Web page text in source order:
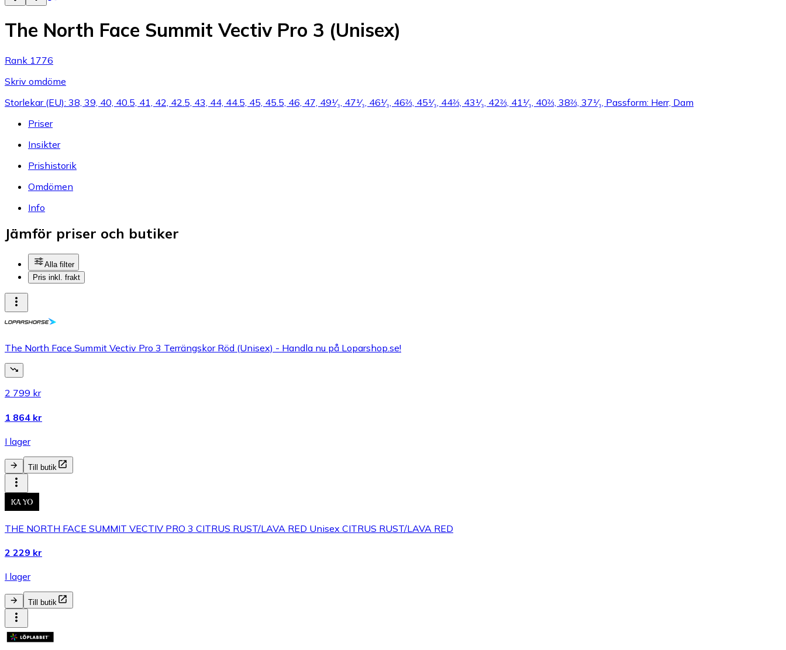
The North Face Summit Vectiv Pro 3 (Unisex)
Rank 1776
Skriv omdöme
Storlekar (EU): 38, 39, 40, 40.5, 41, 42, 42.5, 43, 44, 44.5, 45, 45.5, 46, 47, 49¹⁄₃, 47¹⁄₃, 46¹⁄₃, 46⅔, 45¹⁄₃, 44⅔, 43¹⁄₃, 42⅔, 41¹⁄₃, 40⅔, 38⅔, 37¹⁄₃, Passform: Herr, Dam
Priser
Insikter
Prishistorik
Omdömen
Info
Jämför priser och butiker
Alla filter
Pris inkl. frakt
The North Face Summit Vectiv Pro 3 Terrängskor Röd (Unisex) - Handla nu på Loparshop.se!
2 799 kr
1 864 kr
I lager
Till butik
THE NORTH FACE SUMMIT VECTIV PRO 3 CITRUS RUST/LAVA RED Unisex CITRUS RUST/LAVA RED
2 229 kr
I lager
Till butik